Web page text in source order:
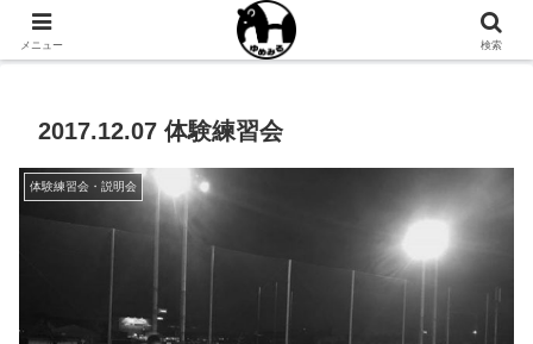
NPO法人ゆめみるオフィシャルサイト
2017.12.07 体験練習会
体験練習会・説明会
メニュー 検索